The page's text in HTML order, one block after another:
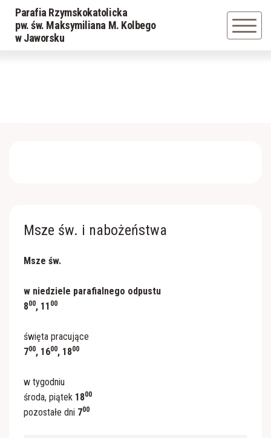
Parafia Rzymskokatolicka
pw. św. Maksymiliana M. Kolbego
w Jaworsku
Powrót
Msze św. i nabożeństwa
Msze św.
w niedziele parafialnego odpustu
800, 11 00
święta pracujące
700, 1600, 1800
w tygodniu
środa, piątek 1800
pozostałe dni 700